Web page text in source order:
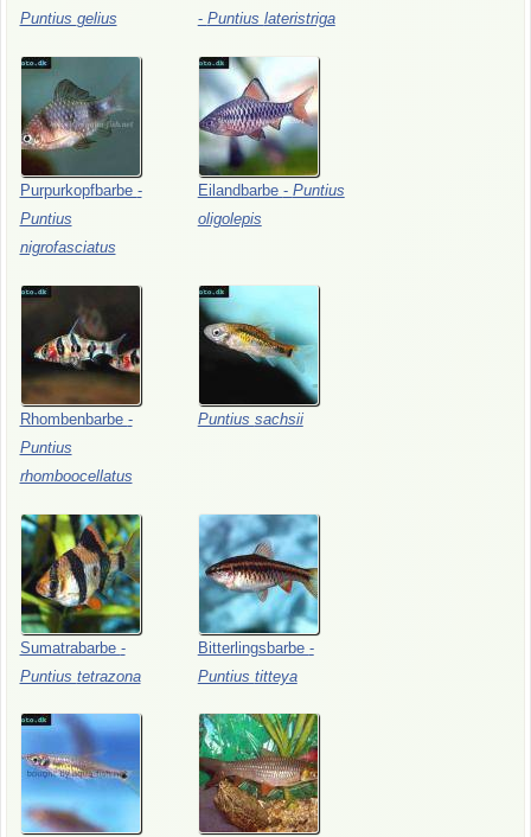
Puntius gelius
- Puntius lateristriga
Purpurkopfbarbe -
Puntius
nigrofasciatus
Eilandbarbe - Puntius
oligolepis
Rhombenbarbe -
Puntius
rhomboocellatus
Puntius sachsii
Sumatrabarbe -
Puntius tetrazona
Bitterlingsbarbe -
Puntius titteya